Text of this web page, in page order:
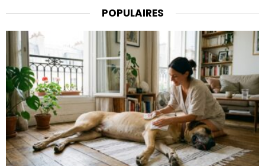
POPULAIRES